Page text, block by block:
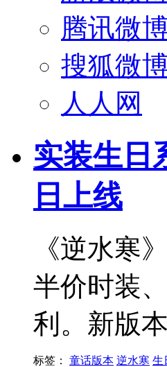
腾讯微
搜狐微
人人网
实装生日
日上线
《逆水寒
半价时装
利。新版
标签： 童话版本 逆水寒 生